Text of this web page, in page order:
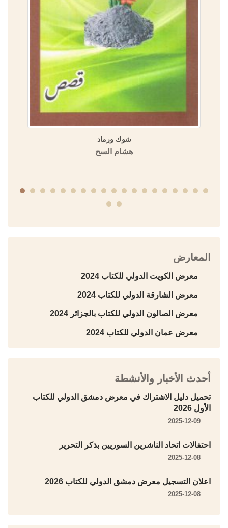
شوك ورماد
هشام السح
المعارض
معرض الكويت الدولي للكتاب 2024
معرض الشارقة الدولي للكتاب 2024
معرض الصالون الدولي للكتاب بالجزائر 2024
معرض عمان الدولي للكتاب 2024
أحدث الأخبار والأنشطة
تحميل دليل الاشتراك في معرض دمشق الدولي للكتاب
الأول 2026
2025-12-09
احتفالات اتحاد الناشرين السوريين بذكر التحرير
2025-12-08
اعلان التسجيل معرض دمشق الدولي للكتاب 2026
2025-12-08